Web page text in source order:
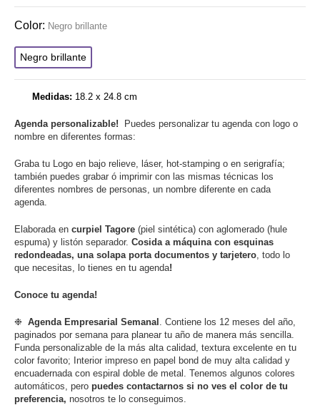
Color: Negro brillante
Negro brillante
Medidas: 18.2 x 24.8 cm
Agenda personalizable!
Puedes personalizar tu agenda con logo o
nombre en diferentes formas:
Graba tu Logo en bajo relieve, láser, hot-stamping o en serigrafía;
también puedes grabar ó imprimir con las mismas técnicas los
diferentes nombres de personas, un nombre diferente en cada
agenda.
Elaborada en curpiel Tagore (piel sintética) con aglomerado (hule
espuma) y listón separador. Cosida a máquina con esquinas
redondeadas, una solapa porta documentos y tarjetero, todo lo
que necesitas, lo tienes en tu agenda!
Conoce tu agenda!
❉ Agenda Empresarial Semanal . Contiene los 12 meses del año,
paginados por semana para planear tu año de manera más sencilla.
Funda personalizable de la más alta calidad, textura excelente en tu
color favorito; Interior impreso en papel bond de muy alta calidad y
encuadernada con espiral doble de metal. Tenemos algunos colores
automáticos, pero puedes contactarnos si no ves el color de tu
preferencia, nosotros te lo conseguimos.